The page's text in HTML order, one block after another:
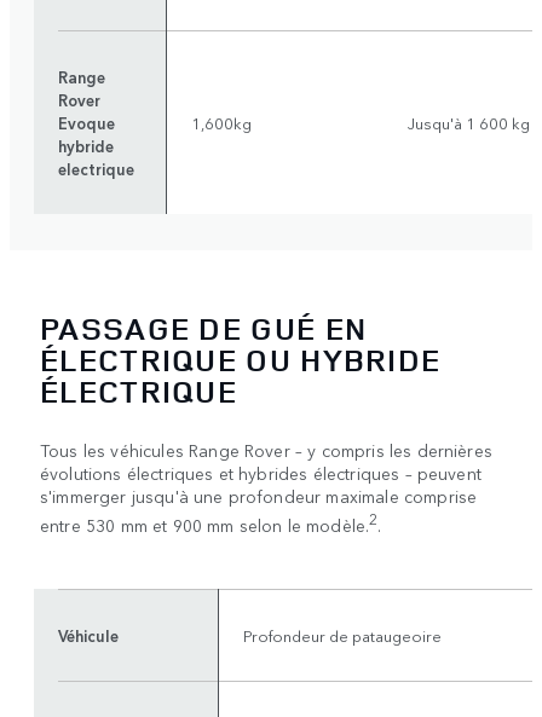
Range
Rover
Evoque
hybride
electrique
1,600kg Jusqu'à 1 600 kg
PASSAGE DE GUÉ EN
ÉLECTRIQUE OU HYBRIDE
ÉLECTRIQUE
Tous les véhicules Range Rover – y compris les dernières
évolutions électriques et hybrides électriques – peuvent
s'immerger jusqu'à une profondeur maximale comprise
entre 530 mm et 900 mm selon le modèle.2.
Véhicule Profondeur de pataugeoire